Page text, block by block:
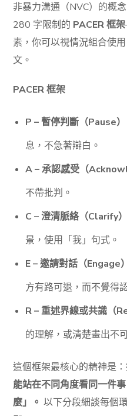
非暴力溝通（NVC）的概
280 字限制的 PACER 框架
素，你可以視情況組合使
文。
PACER 框架
P – 暫停判斷（Pause）
息，不急著辯白。
A – 承認感受（
不帶批判。
C – 澄清脈絡（Clarify）
景，使用「我」句式。
E – 邀請對話（Engage）
方有路可退，而不覺得
R – 重述界線或共識（
的理解，或清楚畫出不
這個框架最核心的精神是：
能站在不同角度看同一件
麼」。 以下分段細談每個